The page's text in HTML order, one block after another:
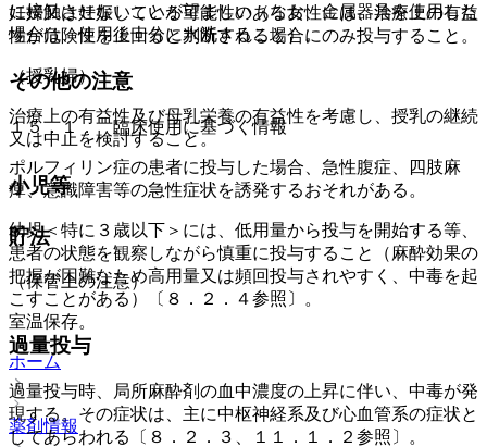
に接触させないことが望ましい（なお、金属器具を使用した
場合は、使用後十分に水洗すること）。
その他の注意
１５．１． 臨床使用に基づく情報
ポルフィリン症の患者に投与した場合、急性腹症、四肢麻
痺、意識障害等の急性症状を誘発するおそれがある。
貯法
（保管上の注意）
室温保存。
ホーム
薬剤情報
妊婦又は妊娠している可能性のある女性には、治療上の有益
性が危険性を上回ると判断される場合にのみ投与すること。
（授乳婦）
治療上の有益性及び母乳栄養の有益性を考慮し、授乳の継続
又は中止を検討すること。
小児等
幼児＜特に３歳以下＞には、低用量から投与を開始する等、
患者の状態を観察しながら慎重に投与すること（麻酔効果の
把握が困難なため高用量又は頻回投与されやすく、中毒を起
こすことがある）〔８．２．４参照〕。
過量投与
過量投与時、局所麻酔剤の血中濃度の上昇に伴い、中毒が発
現する。その症状は、主に中枢神経系及び心血管系の症状と
してあらわれる〔８．２．３、１１．１．２参照〕。